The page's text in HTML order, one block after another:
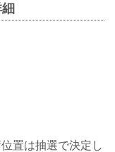
置は抽選で決定し